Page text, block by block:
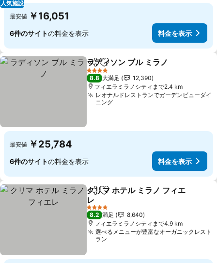
人気施設
最安値 ￥16,051
6件のサイトの料金を表示 料金を表示
シェアお気に入りに追加
ラディソン ブル ミラノ
4 ホテルのランク
8.8 大満足
12,390
フィエラミラノシティまで2.4 km
レオナルドレストランでガーデンビューダイ
ニング
最安値 ￥25,784
6件のサイトの料金を表示 料金を表示
シェアお気に入りに追加
クリマ ホテル ミラノ フィエ
レ
4 ホテルのランク
8.2 満足
8,640
フィエラミラノシティまで4.9 km
選べるメニューが豊富なオーガニックレスト
ラン